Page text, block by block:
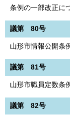
条例の一部改正に
議第 80号
山形市情報公開条
議第 81号
山形市職員定数条
議第 82号